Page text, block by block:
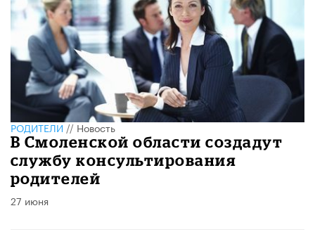
РОДИТЕЛИ//Новость
В Смоленской области создадут
службу консультирования
родителей
27 июня